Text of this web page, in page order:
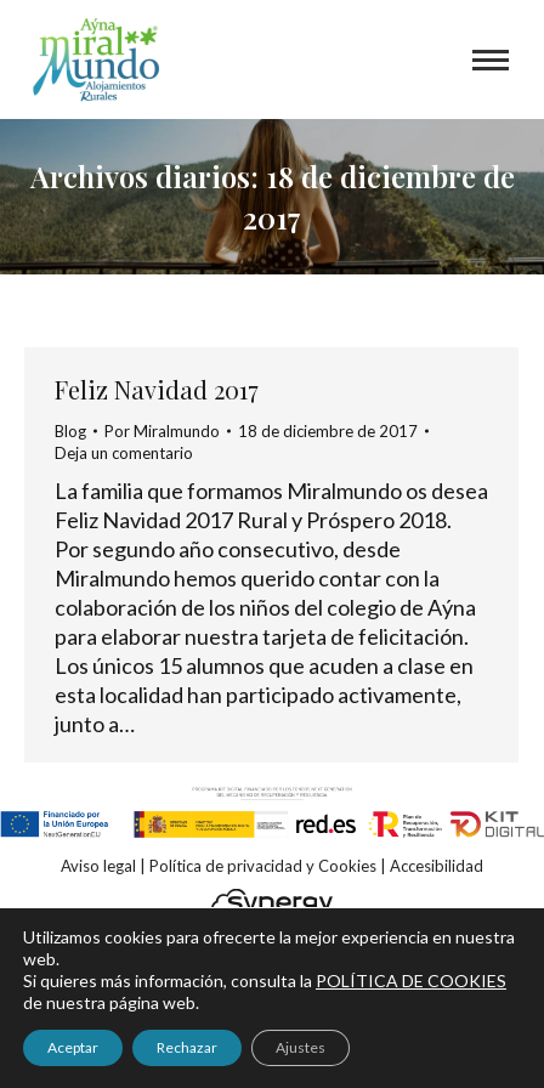
Archivos diarios:18 de diciembre de
2017
Feliz Navidad 2017
Blog PorMiralmundo
18 de diciembre de 2017
Deja un comentario
La familia que formamos Miralmundo os desea
Feliz Navidad 2017 Rural y Próspero 2018.
Por segundo año consecutivo, desde
Miralmundo hemos querido contar con la
colaboración de los niños del colegio de Aýna
para elaborar nuestra tarjeta de felicitación.
Los únicos 15 alumnos que acuden a clase en
esta localidad han participado activamente,
junto a…
Aviso legal Política de privacidad y Cookies Accesibilidad
Utilizamos cookies para ofrecerte la mejor experiencia en nuestra
web.
Si quieres más información, consulta la POLÍTICA DE COOKIES
de nuestra página web.
Aceptar Rechazar Ajustes